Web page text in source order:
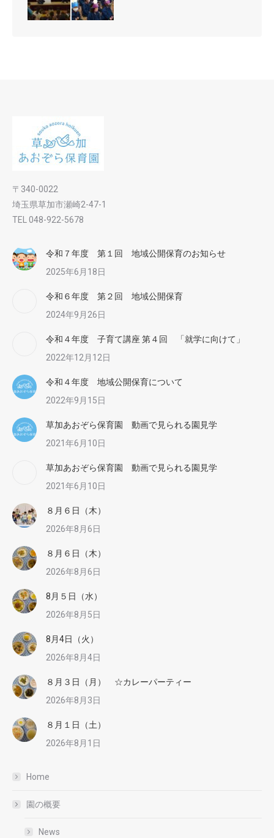
〒340-0022
埼玉県草加市瀬崎2-47-1
TEL 048-922-5678
令和７年度 第１回 地域公開保育のお知らせ
2025年6月18日
令和６年度 第２回 地域公開保育
2024年9月26日
令和４年度 子育て講座 第４回 「就学に向けて」
2022年12月12日
令和４年度 地域公開保育について
2022年9月15日
草加あおぞら保育園 動画で見られる園見学
2021年6月10日
草加あおぞら保育園 動画で見られる園見学
2021年6月10日
８月６日（木）
2026年8月6日
８月６日（木）
2026年8月6日
8月５日（水）
2026年8月5日
8月4日（火）
2026年8月4日
８月３日（月） ☆カレーパーティー
2026年8月3日
８月１日（土）
2026年8月1日
Home
園の概要
News